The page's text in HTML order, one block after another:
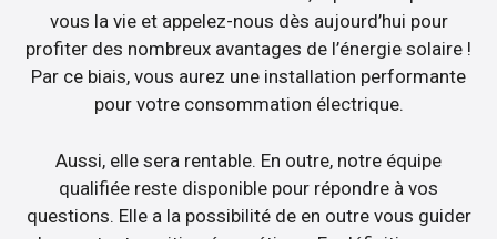
vous la vie et appelez-nous dès aujourd’hui pour
profiter des nombreux avantages de l’énergie solaire !
Par ce biais, vous aurez une installation performante
pour votre consommation électrique.
Aussi, elle sera rentable. En outre, notre équipe
qualifiée reste disponible pour répondre à vos
questions. Elle a la possibilité de en outre vous guider